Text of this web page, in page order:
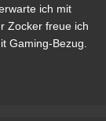
ich mit
Zocker freue ich
Gaming-Bezug.